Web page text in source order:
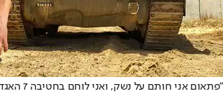
"פתאום אני חותם על נשק, ואני לוחם בחטיבה 7 האגדית. כל מה שרציתי וחלמתי וקיוויתי שיקרה - קורה". סמל דור פריר, השבוע // צילום: אנצ'ו גוש-ג'יני